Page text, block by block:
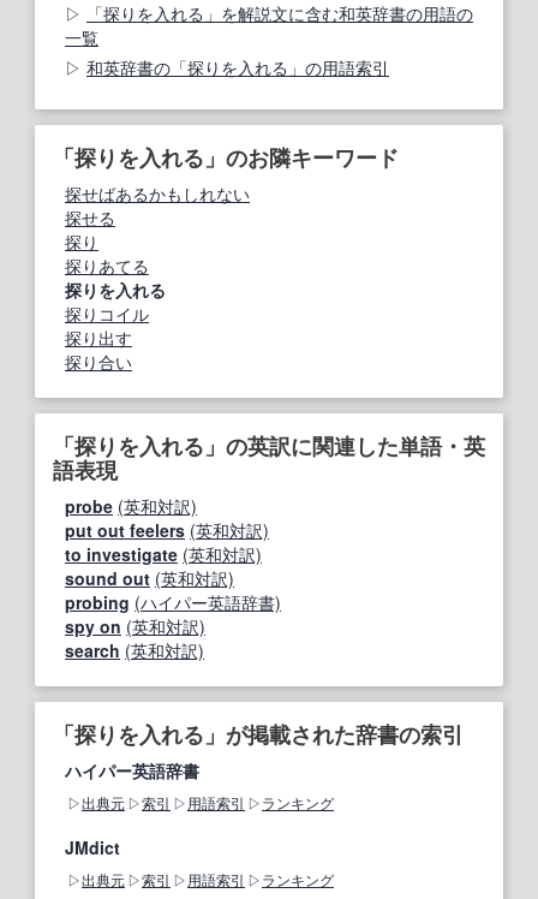
「探りを入れる」を解説文に含む和英辞書の用語の
一覧
和英辞書の「探りを入れる」の用語索引
「探りを入れる」のお隣キーワード
探せばあるかもしれない
探せる
探り
探りあてる
探りを入れる
探りコイル
探り出す
探り合い
「探りを入れる」の英訳に関連した単語・英
語表現
probe (英和対訳)
put out feelers (英和対訳)
to investigate (英和対訳)
sound out (英和対訳)
probing (ハイパー英語辞書)
spy on (英和対訳)
search (英和対訳)
「探りを入れる」が掲載された辞書の索引
ハイパー英語辞書
出典元 索引 用語索引 ランキング
JMdict
出典元 索引 用語索引 ランキング